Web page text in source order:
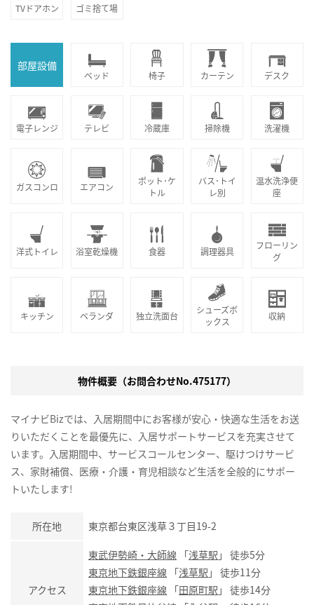
TVドアホン ゴミ捨て場
部屋設備
ベッド 椅子 カーテン デスク
電子レンジ テレビ 冷蔵庫 掃除機 洗濯機
ガスコンロ エアコン
ポット･ケ
トル
バス･トイ
レ別
温水洗浄便
座
洋式トイレ 浴室乾燥機 食器 調理器具
フローリン
グ
キッチン ベランダ 独立洗面台
シューズボ
ックス
収納
物件概要（お問合わせNo.475177）
マイナビBizでは、入居期間中にお客様が安心・快適な生活をお送
りいただくことを最優先に、入居サポートサービスを充実させて
います。入居期間中、サービスコールセンター、駆けつけサービ
ス、家財補償、医療・介護・育児相談など生活を全般的にサポー
トいたします!
所在地 東京都台東区浅草３丁目19-2
アクセス
東武伊勢崎・大師線 「浅草駅 」 徒歩5分
東京地下鉄銀座線 「浅草駅 」 徒歩11分
東京地下鉄銀座線 「田原町駅 」 徒歩14分